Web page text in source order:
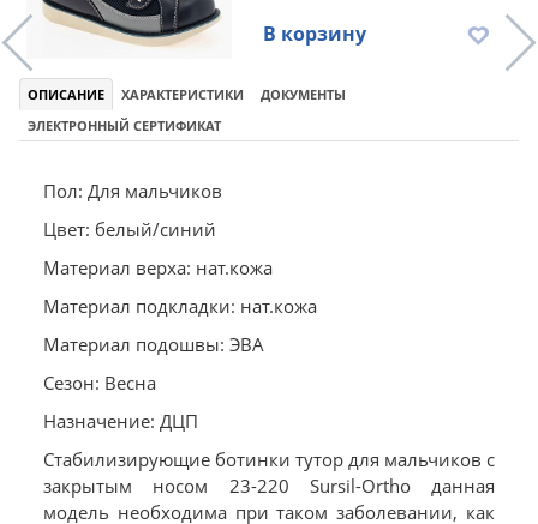
В корзину
ОПИСАНИЕ ХАРАКТЕРИСТИКИ
ДОКУМЕНТЫ
ЭЛЕКТРОННЫЙ СЕРТИФИКАТ
Пол: Для мальчиков
Цвет: белый/синий
Материал верха: нат.кожа
Материал подкладки: нат.кожа
Материал подошвы: ЭВА
Сезон: Весна
Назначение: ДЦП
Стабилизирующие ботинки тутор для мальчиков с
закрытым носом 23-220 Sursil-Ortho данная
модель необходима при таком заболевании, как